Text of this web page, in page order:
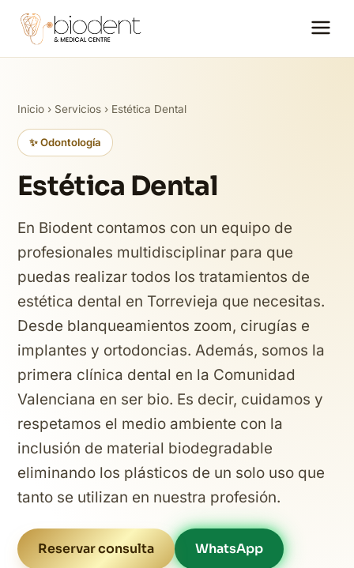
Inicio › Servicios › Estética Dental
✨ Odontología
Estética Dental
En Biodent contamos con un equipo de
profesionales multidisciplinar para que
puedas realizar todos los tratamientos de
estética dental en Torrevieja que necesitas.
Desde blanqueamientos zoom, cirugías e
implantes y ortodoncias. Además, somos la
primera clínica dental en la Comunidad
Valenciana en ser bio. Es decir, cuidamos y
respetamos el medio ambiente con la
inclusión de material biodegradable
eliminando los plásticos de un solo uso que
tanto se utilizan en nuestra profesión.
Reservar consulta WhatsApp